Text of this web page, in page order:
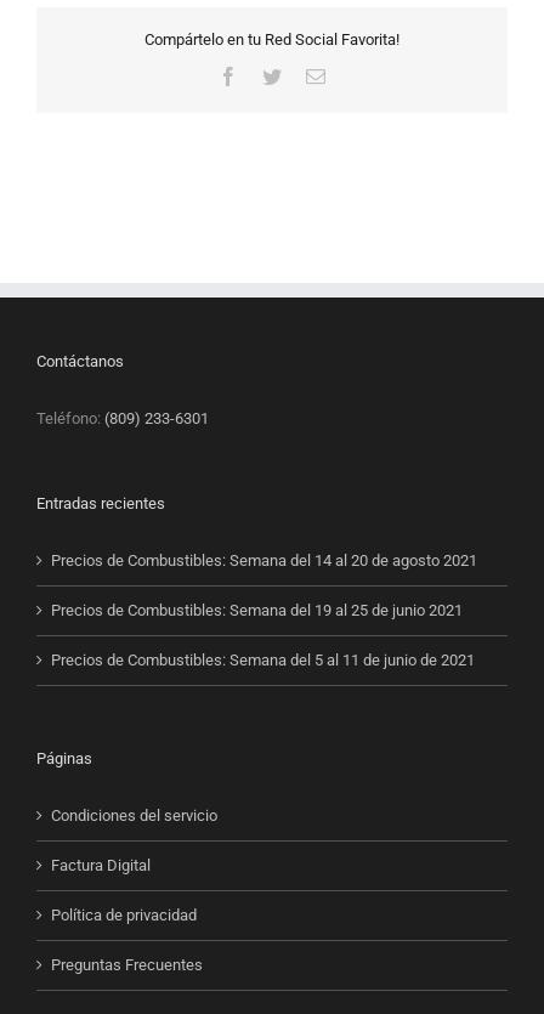
Compártelo en tu Red Social Favorita!
Facebook
TwitterCorreo
Contáctanos
Teléfono: (809) 233-6301
Entradas recientes
Precios de Combustibles: Semana del 14 al 20 de agosto 2021
Precios de Combustibles: Semana del 19 al 25 de junio 2021
Precios de Combustibles: Semana del 5 al 11 de junio de 2021
Páginas
Condiciones del servicio
Factura Digital
Política de privacidad
Preguntas Frecuentes